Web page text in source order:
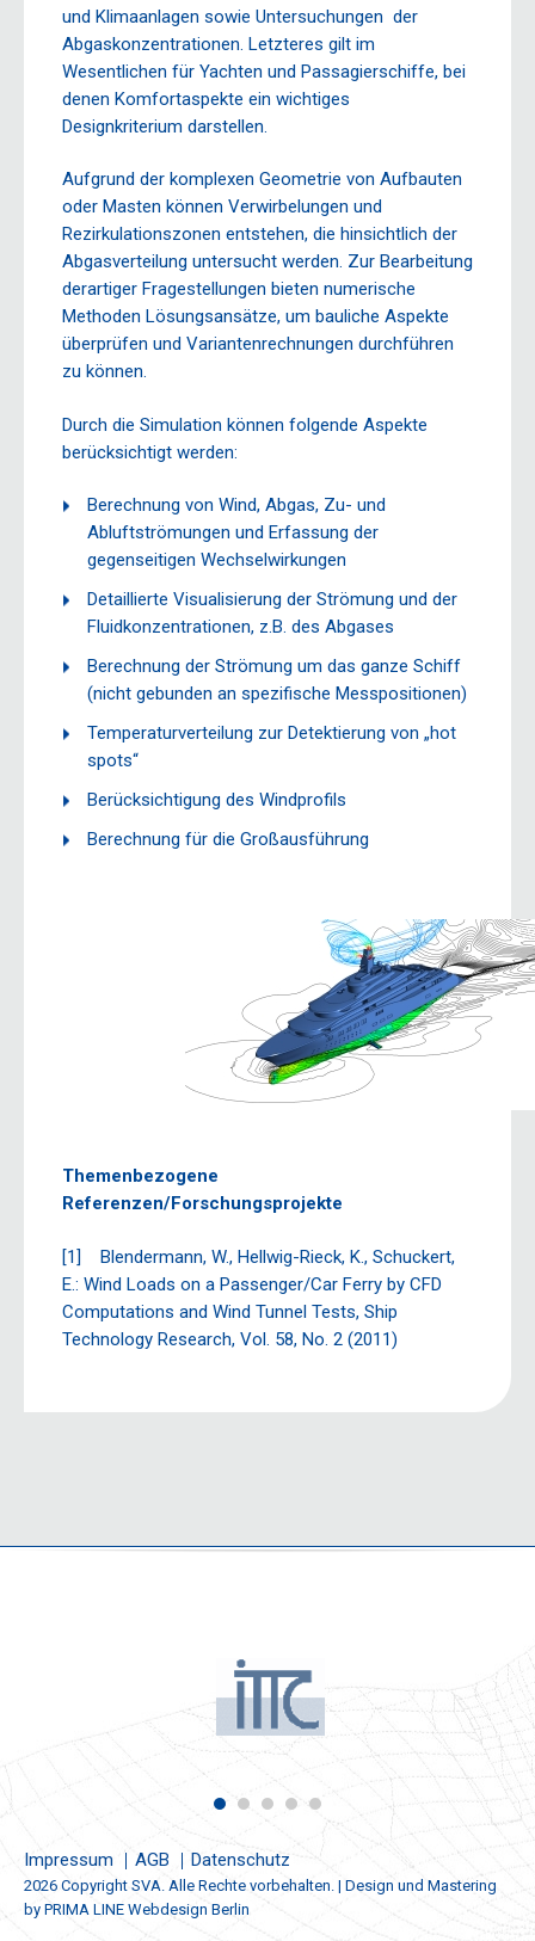
und Klimaanlagen sowie Untersuchungen der
Abgaskonzentrationen. Letzteres gilt im
Wesentlichen für Yachten und Passagierschiffe, bei
denen Komfortaspekte ein wichtiges
Designkriterium darstellen.
Aufgrund der komplexen Geometrie von Aufbauten
oder Masten können Verwirbelungen und
Rezirkulationszonen entstehen, die hinsichtlich der
Abgasverteilung untersucht werden. Zur Bearbeitung
derartiger Fragestellungen bieten numerische
Methoden Lösungsansätze, um bauliche Aspekte
überprüfen und Variantenrechnungen durchführen
zu können.
Durch die Simulation können folgende Aspekte
berücksichtigt werden:
Berechnung von Wind, Abgas, Zu- und
Abluftströmungen und Erfassung der
gegenseitigen Wechselwirkungen
Detaillierte Visualisierung der Strömung und der
Fluidkonzentrationen, z.B. des Abgases
Berechnung der Strömung um das ganze Schiff
(nicht gebunden an spezifische Messpositionen)
Temperaturverteilung zur Detektierung von „hot
spots“
Berücksichtigung des Windprofils
Berechnung für die Großausführung
Themenbezogene
Referenzen/Forschungsprojekte
[1] Blendermann, W., Hellwig-Rieck, K., Schuckert,
E.: Wind Loads on a Passenger/Car Ferry by CFD
Computations and Wind Tunnel Tests, Ship
Technology Research, Vol. 58, No. 2 (2011)
Impressum AGB Datenschutz
2026 Copyright SVA. Alle Rechte vorbehalten. | Design und Mastering
by PRIMA LINE Webdesign Berlin